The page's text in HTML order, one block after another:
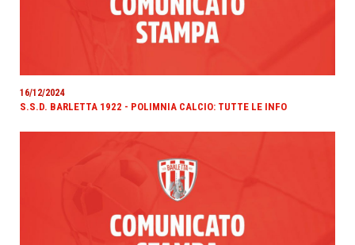
16/12/2024
S.S.D. BARLETTA 1922 - POLIMNIA CALCIO: TUTTE LE INFO